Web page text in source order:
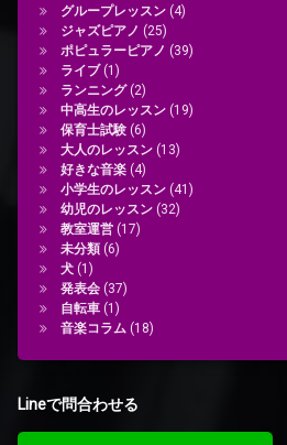
グループレッスン(4)
ジャズピアノ (25)
ポピュラーピアノ (39)
ライブ(1)
ランニング(2)
中高生のレッスン(19)
保育士試験(6)
大人のレッスン(13)
好きな音楽(4)
小学生のレッスン(41)
幼児のレッスン(32)
教室運営(17)
未分類(6)
犬(1)
発表会(37)
自転車(1)
音楽コラム(18)
Lineで問合わせる